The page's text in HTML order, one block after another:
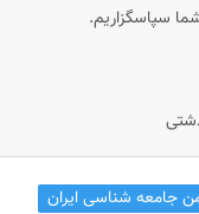
سپاسگزاریم.
جامعه شناسی ایران